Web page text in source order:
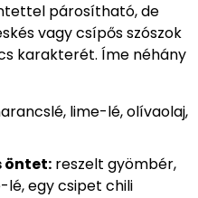
párosítható, de
vagy csípős szószok
karakterét. Íme néhány
lime-lé, olívaolaj,
öntet: reszelt gyömbér,
lé, egy csipet chili